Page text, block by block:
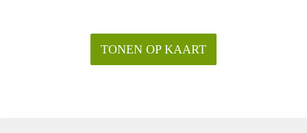
TONEN OP KAART